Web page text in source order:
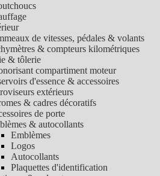
de vitesses, pédales & volants
& compteurs kilométriques
& tôlerie
compartiment moteur
d'essence & accessoires
extérieurs
& cadres décoratifs
de porte
& autocollants
Emblèmes
Logos
Autocollants
Plaquettes d'identification